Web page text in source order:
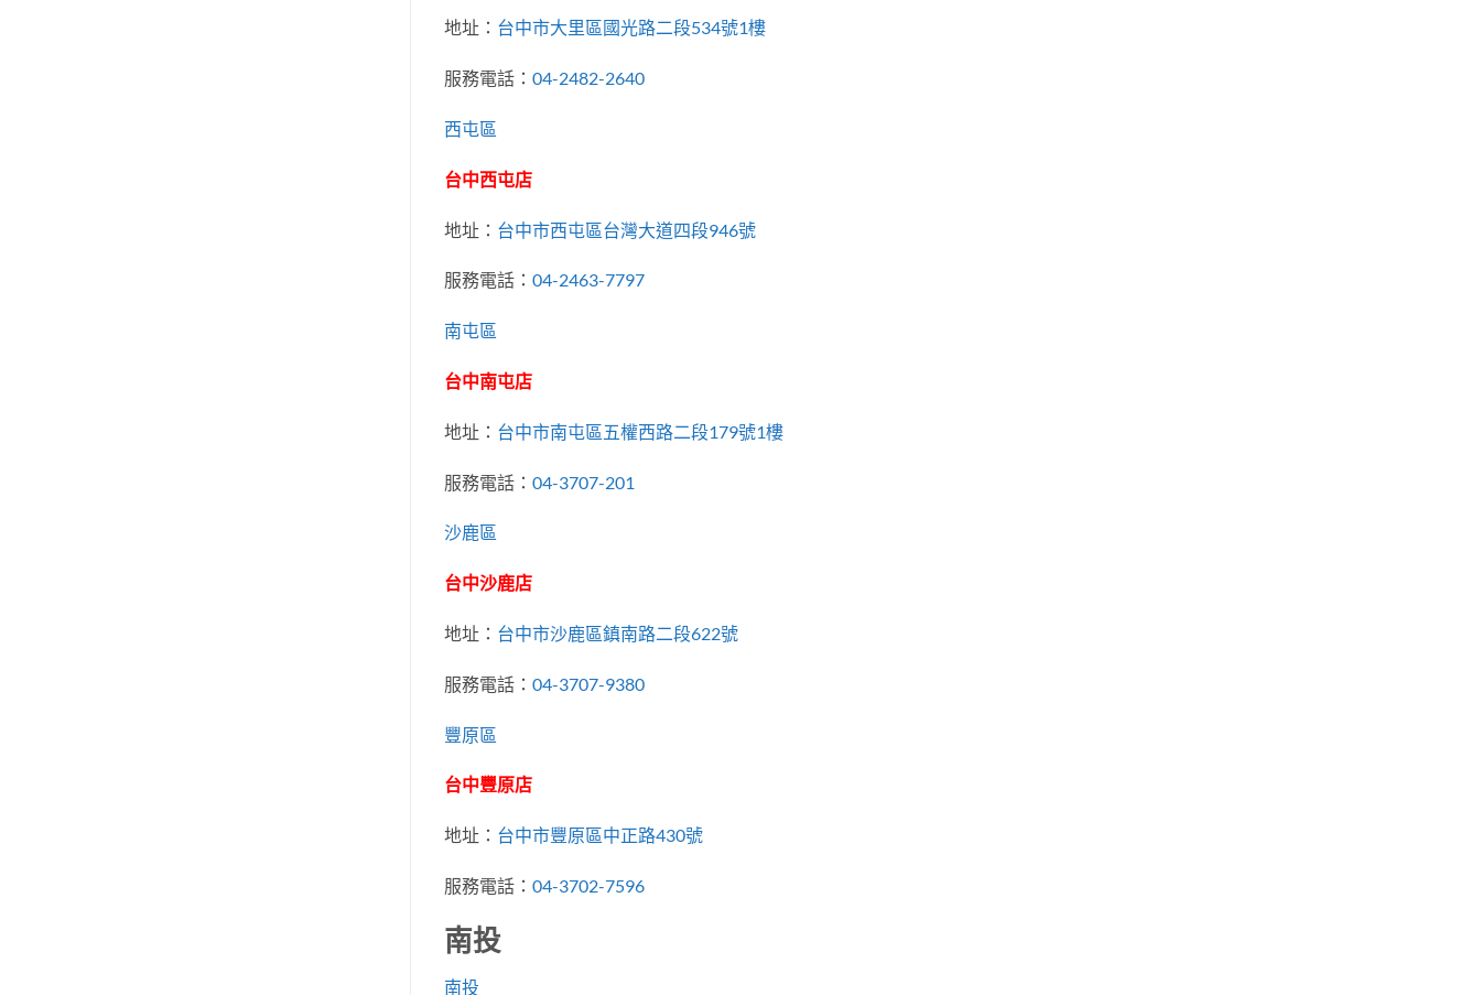
地址： 台中市大里區國光路二段534號1樓
服務電話： 04-2482-2640
西屯區
台中西屯店
地址： 台中市西屯區台灣大道四段946號
服務電話： 04-2463-7797
南屯區
台中南屯店
地址： 台中市南屯區五權西路二段179號1樓
服務電話： 04-3707-201
沙鹿區
台中沙鹿店
地址： 台中市沙鹿區鎮南路二段622號
服務電話： 04-3707-9380
豐原區
台中豐原店
地址： 台中市豐原區中正路430號
服務電話： 04-3702-7596
南投
南投